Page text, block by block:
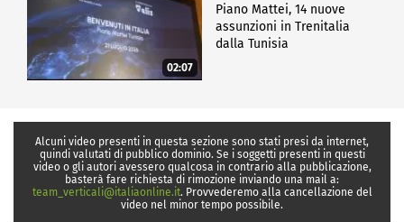
02:07
Piano Mattei, 14 nuove
assunzioni in Trenitalia
dalla Tunisia
Alcuni video presenti in questa sezione sono stati presi da internet,
quindi valutati di pubblico dominio. Se i soggetti presenti in questi
video o gli autori avessero qualcosa in contrario alla pubblicazione,
basterà fare richiesta di rimozione inviando una mail a:
team_verticali@italiaonline.it. Provvederemo alla cancellazione del
video nel minor tempo possibile.